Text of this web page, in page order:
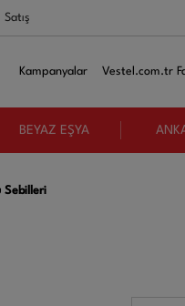
Kampanyalar Vestel.com.tr
BEYAZ EŞYA
Sebilleri